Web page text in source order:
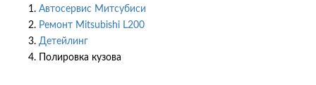
Автосервис Митсубиси
Ремонт Mitsubishi L200
Детейлинг
Полировка кузова